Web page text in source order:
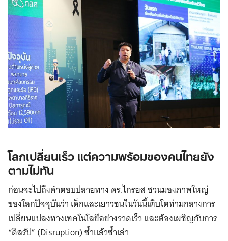
โลกเปลี่ยนเร็ว แต่ความพร้อมของคนไทยยัง
ตามไม่ทัน
ก่อนจะไปถึงคำตอบปลายทาง ดร.ไกรยส ชวนมองภาพใหญ่
ของโลกปัจจุบันว่า เด็กและเยาวชนในวันนี้เติบโตท่ามกลางการ
เปลี่ยนแปลงทางเทคโนโลยีอย่างรวดเร็ว และต้องเผชิญกับการ
“ดิสรัป” (Disruption) ซ้ำแล้วซ้ำเล่า